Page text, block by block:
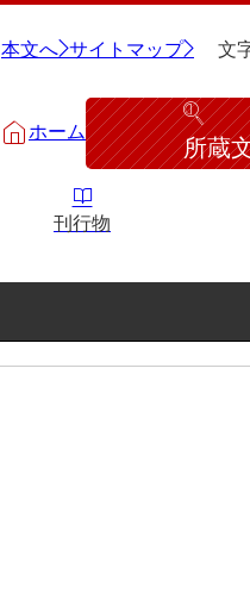
本文へ サイトマップ 文
ホーム
所蔵
刊行物